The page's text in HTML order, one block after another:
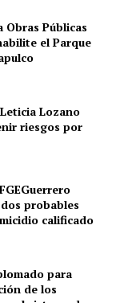
Públicas
el Parque
Lozano
riesgos por
probables
calificado
para
de los